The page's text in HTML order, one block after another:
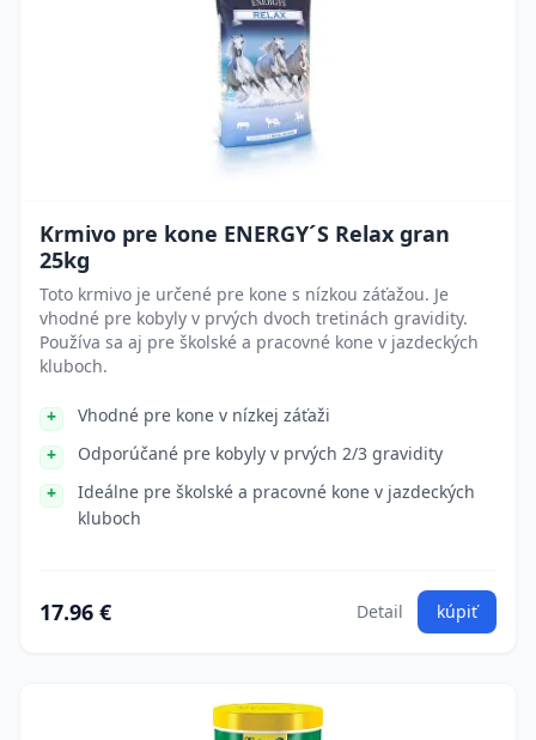
Krmivo pre kone ENERGY´S Relax gran
25kg
Toto krmivo je určené pre kone s nízkou záťažou. Je
vhodné pre kobyly v prvých dvoch tretinách gravidity.
Používa sa aj pre školské a pracovné kone v jazdeckých
kluboch.
Vhodné pre kone v nízkej záťaži
Odporúčané pre kobyly v prvých 2/3 gravidity
Ideálne pre školské a pracovné kone v jazdeckých
kluboch
17.96 € Detail kúpiť